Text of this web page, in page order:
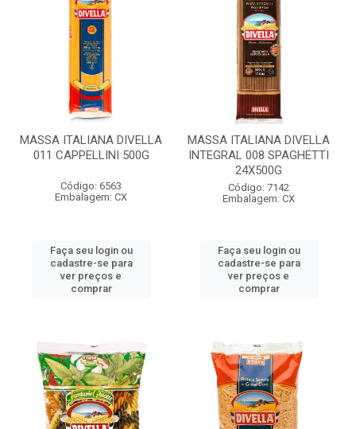
MASSA ITALIANA DIVELLA
011 CAPPELLINI 500G
Código: 6563
Embalagem: CX
Faça seu login ou
cadastre-se para
ver preços e
comprar
MASSA ITALIANA DIVELLA
INTEGRAL 008 SPAGHETTI
24X500G
Código: 7142
Embalagem: CX
Faça seu login ou
cadastre-se para
ver preços e
comprar